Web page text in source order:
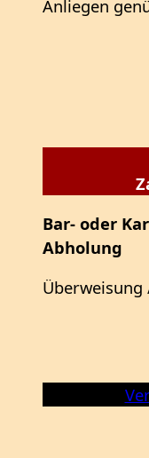
Anliegen
Bar- oder
Abholung
Überweisung